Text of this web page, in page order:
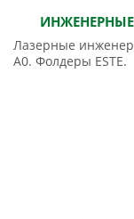
Лазерные
А0. Фолдеры ESTE.